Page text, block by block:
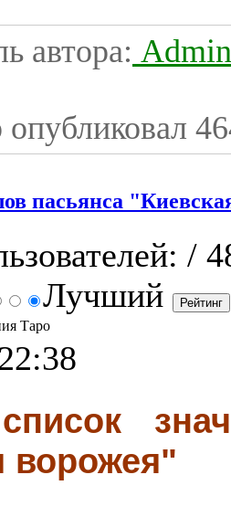
автора:
опубликовал
пасьянса
/
Лучший
Таро
ворожея"